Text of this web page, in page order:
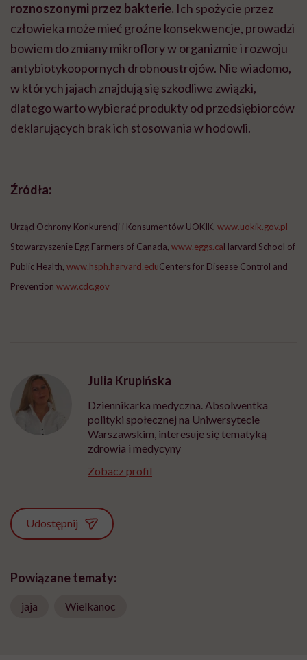
roznoszonymi przez bakterie. Ich spożycie przez
człowieka może mieć groźne konsekwencje, prowadzi
bowiem do zmiany mikroflory w organizmie i rozwoju
antybiotykoopornych drobnoustrojów. Nie wiadomo,
w których jajach znajdują się szkodliwe związki,
dlatego warto wybierać produkty od przedsiębiorców
deklarujących brak ich stosowania w hodowli.
Źródła:
Urząd Ochrony Konkurencji i Konsumentów UOKIK, www.uokik.gov.pl
Stowarzyszenie Egg Farmers of Canada, www.eggs.caHarvard School of
Public Health, www.hsph.harvard.eduCenters for Disease Control and
Prevention www.cdc.gov
Julia Krupińska
Dziennikarka medyczna. Absolwentka
polityki społecznej na Uniwersytecie
Warszawskim, interesuje się tematyką
zdrowia i medycyny
Zobacz profil
Udostępnij
Powiązane tematy:
jaja Wielkanoc